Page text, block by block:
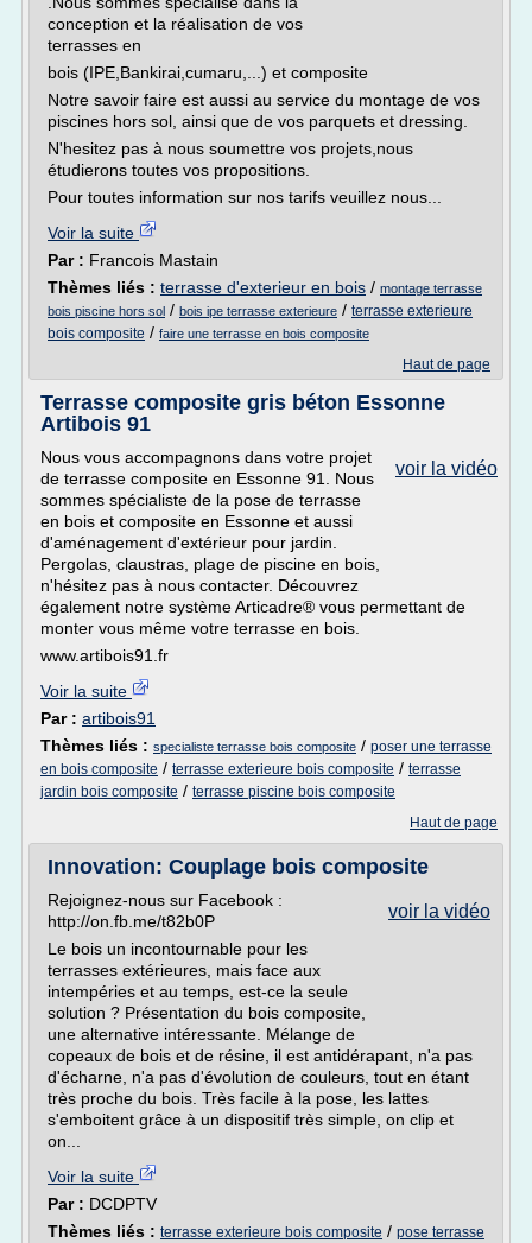
conception et la réalisation de vos
terrasses en
bois (IPE,Bankirai,cumaru,...) et composite
Notre savoir faire est aussi au service du montage de vos
piscines hors sol, ainsi que de vos parquets et dressing.
N'hesitez pas à nous soumettre vos projets,nous
étudierons toutes vos propositions.
Pour toutes information sur nos tarifs veuillez nous...
Voir la suite
Par : Francois Mastain
Thèmes liés : terrasse d'exterieur en bois / montage terrasse
bois piscine hors sol / bois ipe terrasse exterieure / terrasse exterieure
bois composite / faire une terrasse en bois composite
Haut de page
Terrasse composite gris béton Essonne
Artibois 91
voir la vidéo
Nous vous accompagnons dans votre projet
de terrasse composite en Essonne 91. Nous
sommes spécialiste de la pose de terrasse
en bois et composite en Essonne et aussi
d'aménagement d'extérieur pour jardin.
Pergolas, claustras, plage de piscine en bois,
n'hésitez pas à nous contacter. Découvrez
également notre système Articadre® vous permettant de
monter vous même votre terrasse en bois.
www.artibois91.fr
Voir la suite
Par : artibois91
Thèmes liés : specialiste terrasse bois composite / poser une terrasse
en bois composite / terrasse exterieure bois composite / terrasse
jardin bois composite / terrasse piscine bois composite
Haut de page
Innovation: Couplage bois composite
voir la vidéo
Rejoignez-nous sur Facebook :
http://on.fb.me/t82b0P
Le bois un incontournable pour les
terrasses extérieures, mais face aux
intempéries et au temps, est-ce la seule
solution ? Présentation du bois composite,
une alternative intéressante. Mélange de
copeaux de bois et de résine, il est antidérapant, n'a pas
d'écharne, n'a pas d'évolution de couleurs, tout en étant
très proche du bois. Très facile à la pose, les lattes
s'emboitent grâce à un dispositif très simple, on clip et
on...
Voir la suite
Par : DCDPTV
Thèmes liés : terrasse exterieure bois composite / pose terrasse